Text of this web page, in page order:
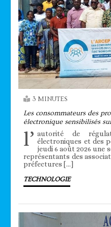
3 MINUTES
Les consommateurs des
électronique sensibilisés
l’ autorité de
électroniques et des
jeudi 6 août 2026 une
représentants des
préfectures […]
TECHNOLOGIE